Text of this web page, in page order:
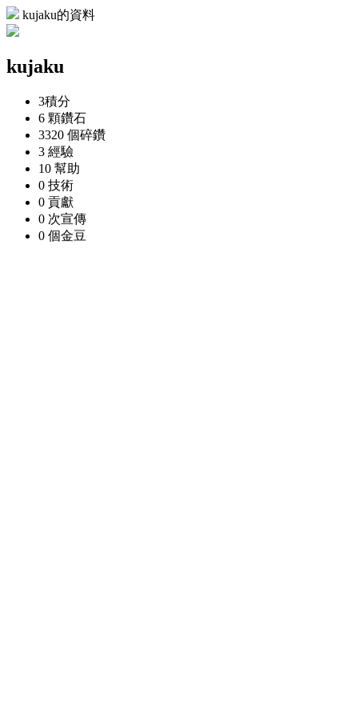
kujaku的資料
kujaku
3積分
6 顆鑽石
3320 個碎鑽
3 經驗
10 幫助
0 技術
0 貢獻
0 次宣傳
0 個金豆